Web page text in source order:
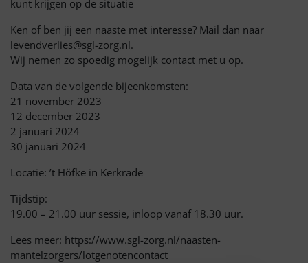
kunt krijgen op de situatie
Ken of ben jij een naaste met interesse? Mail dan naar
levendverlies@sgl-zorg.nl.
Wij nemen zo spoedig mogelijk contact met u op.
Data van de volgende bijeenkomsten:
21 november 2023
12 december 2023
2 januari 2024
30 januari 2024
Locatie: ’t Höfke in Kerkrade
Tijdstip:
19.00 – 21.00 uur sessie, inloop vanaf 18.30 uur.
Lees meer: https://www.sgl-zorg.nl/naasten-
mantelzorgers/lotgenotencontact